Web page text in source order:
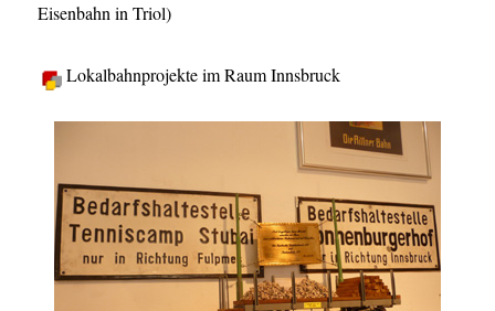
Eisenbahn in Triol)
Lokalbahnprojekte im Raum Innsbruck